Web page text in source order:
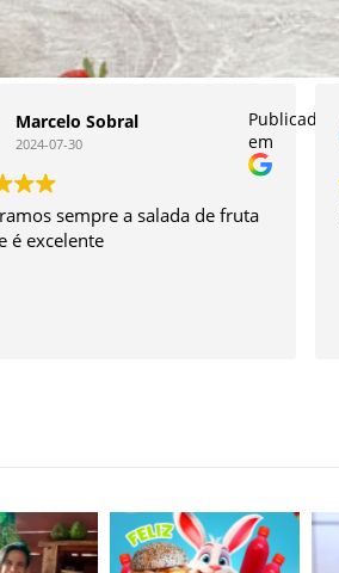
Publicado
em
Marcelo Sobral
2024-07-30
sempre a salada de fruta
é excelente